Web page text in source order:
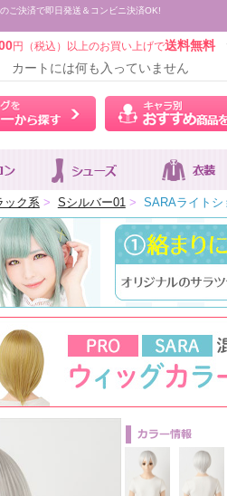
ご決済で即日発送＆コンビニ決済OK!
円（税込）以上のお買い上げで送料無料
カートには何も入っていません
ウィッグをカラーか
ック系 > Sシルバー01 > SARAライトシ